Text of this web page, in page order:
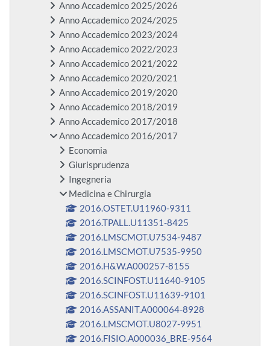
Anno Accademico 2025/2026
Anno Accademico 2024/2025
Anno Accademico 2023/2024
Anno Accademico 2022/2023
Anno Accademico 2021/2022
Anno Accademico 2020/2021
Anno Accademico 2019/2020
Anno Accademico 2018/2019
Anno Accademico 2017/2018
Anno Accademico 2016/2017
Economia
Giurisprudenza
Ingegneria
Medicina e Chirurgia
2016.OSTET.U11960-9311
2016.TPALL.U11351-8425
2016.LMSCMOT.U7534-9487
2016.LMSCMOT.U7535-9950
2016.H&W.A000257-8155
2016.SCINFOST.U11640-9105
2016.SCINFOST.U11639-9101
2016.ASSANIT.A000064-8928
2016.LMSCMOT.U8027-9951
2016.FISIO.A000036_BRE-9564